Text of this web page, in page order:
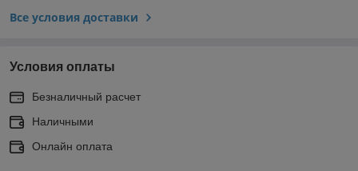
Все условия доставки
Условия оплаты
Безналичный расчет
Наличными
Онлайн оплата